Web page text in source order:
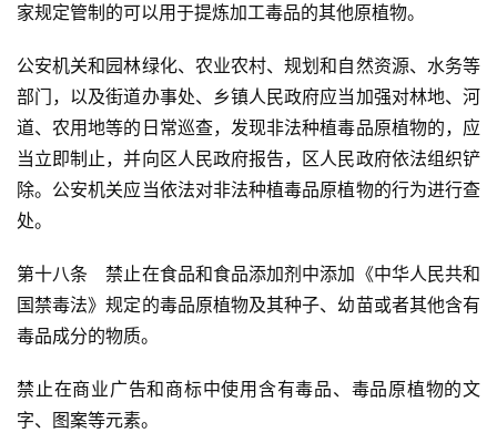
家规定管制的可以用于提炼加工毒品的其他原植物。
公安机关和园林绿化、农业农村、规划和自然资源、水务等
部门，以及街道办事处、乡镇人民政府应当加强对林地、河
道、农用地等的日常巡查，发现非法种植毒品原植物的，应
当立即制止，并向区人民政府报告，区人民政府依法组织铲
除。公安机关应当依法对非法种植毒品原植物的行为进行查
处。
第十八条　禁止在食品和食品添加剂中添加《中华人民共和
国禁毒法》规定的毒品原植物及其种子、幼苗或者其他含有
毒品成分的物质。
禁止在商业广告和商标中使用含有毒品、毒品原植物的文
字、图案等元素。